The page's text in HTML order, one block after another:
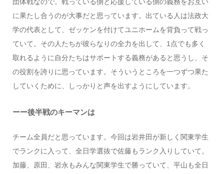
団体戦なので。戦っている側と応援している側の義務をお互い
に果たし合うのが大事だと思っています。出ている人は法政大
学の代表として、ゼッケンを付けてユニホームを背負って戦っ
ていて。その人たちが彼らなりの全力を出して、1点でも多く
取れるように自分たちはサポートする義務があると思うし、そ
の役割を誇りに思っています。そういうところを一つずつ果た
していくために、しっかりと声を出すようにしています。
ーー後半戦のキーマンは
チーム全員だと思っています。今回は岩井田が新しく関東学生
でランクに入って、全日学選抜で佐藤もランク入りしていて。
加藤、原田、岩永もみんな関東学生で勝っていて、平山も全日